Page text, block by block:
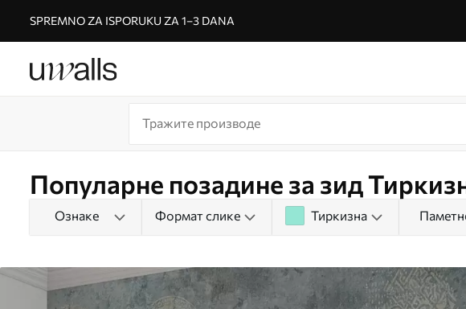
SPREMNO ZA ISPORUKU ZA 1–3 DANA
Популарне позадине за зид
Ознаке Формат слике Тиркизна